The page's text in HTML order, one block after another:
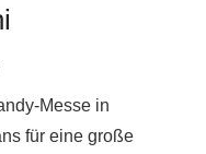
Messe in
für eine große